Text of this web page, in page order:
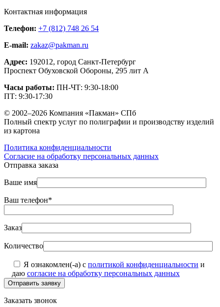
Контактная информация
Телефон: +7 (812) 748 26 54
E-mail: zakaz@pakman.ru
Адрес: 192012, город Санкт-Петербург
Проспект Обуховской Обороны, 295 лит А
Часы работы: ПН-ЧТ: 9:30-18:00
ПТ: 9:30-17:30
© 2002–2026 Компания «Пакман» СПб
Полный спектр услуг по полиграфии и производству изделий
из картона
Политика конфиденциальности
Согласие на обработку персональных данных
Отправка заказа
Ваше имя
Ваш телефон*
Заказ
Количество
Я ознакомлен(-а) с политикой конфиденциальности и
даю согласие на обработку персональных данных
Отправить заявку
Заказать звонок